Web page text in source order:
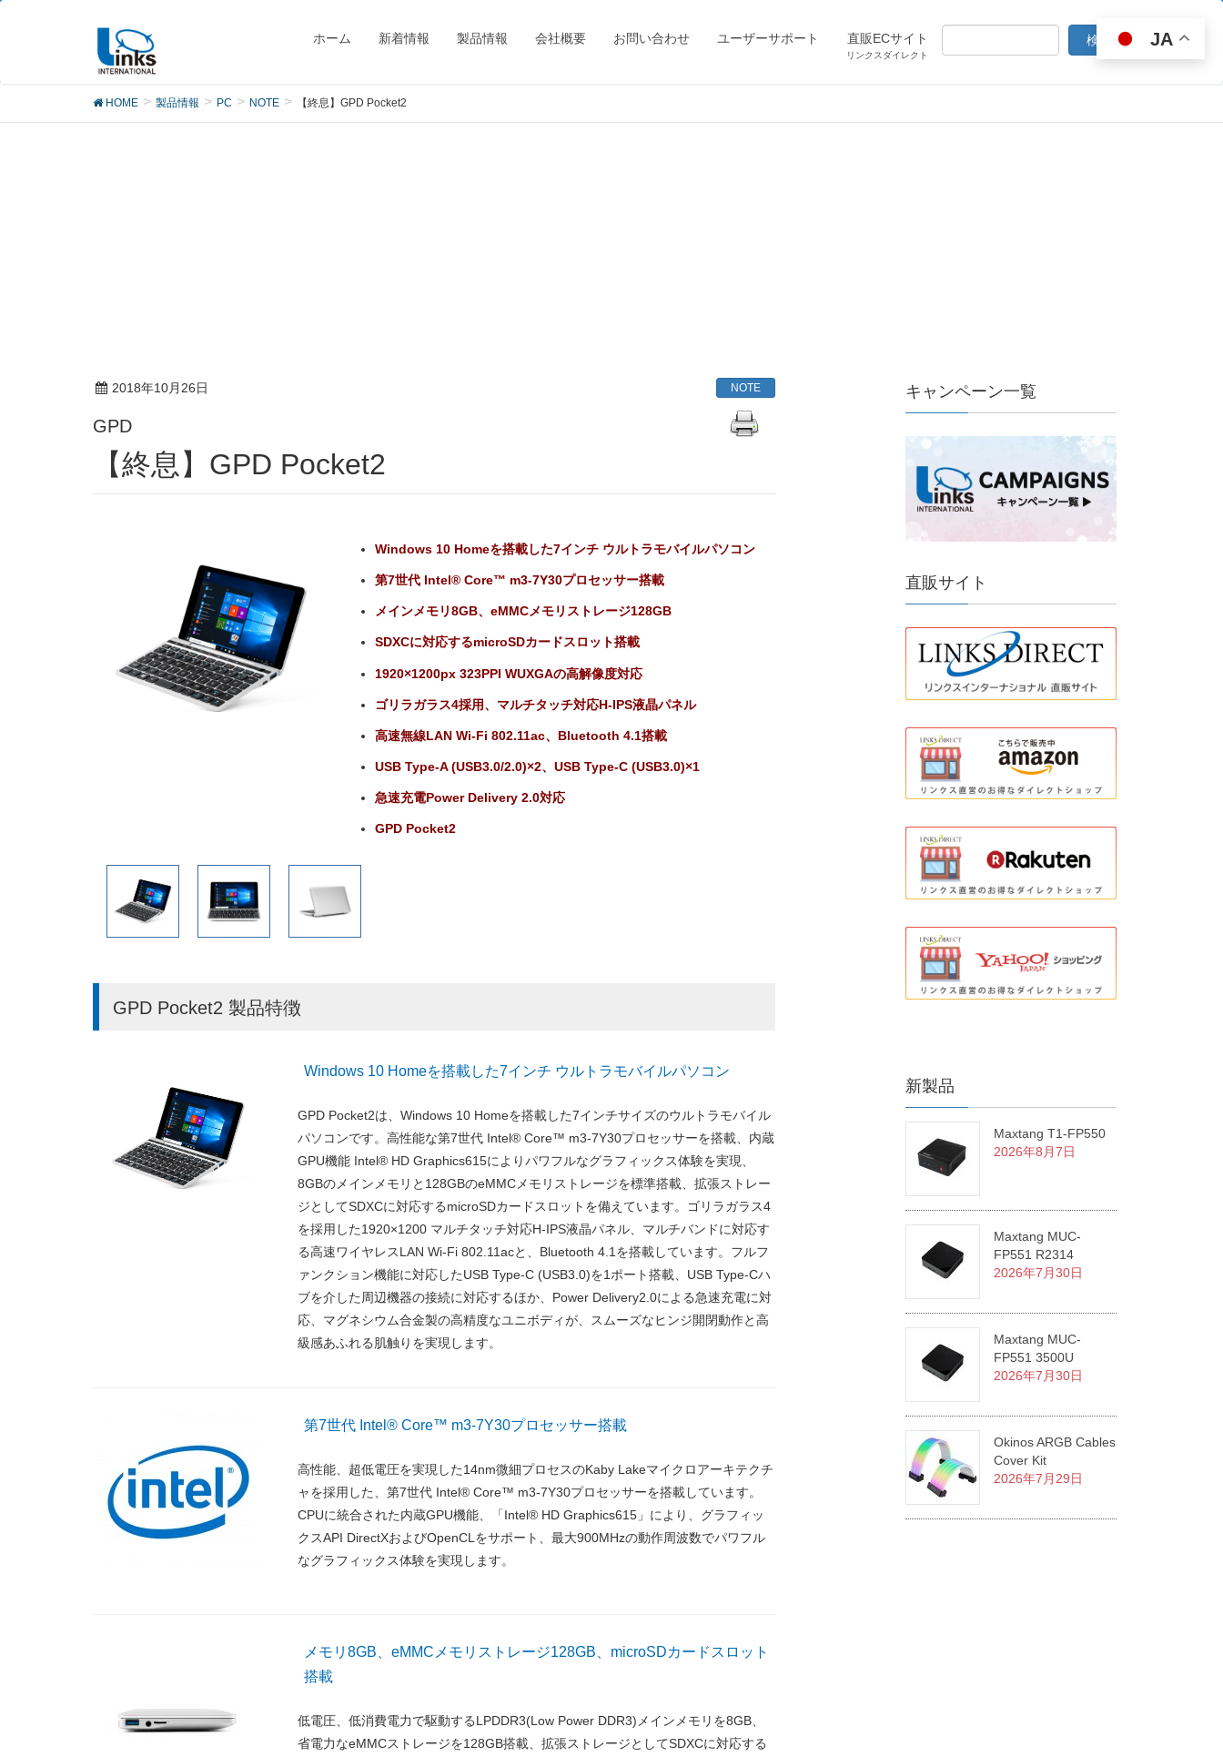
ホーム 新着情報 製品情報 会社概要 お問い合わせ ユーザーサポート 直販ECサイト
リンクスダイレクト
製品
HOME 製品情報 PC NOTE 【終息】GPD Pocket2
2018年10月26日 NOTE
GPD
【終息】GPD Pocket2
Windows 10 Homeを搭載した7インチ ウルトラモバイルパソコン
第7世代 Intel® Core™ m3-7Y30プロセッサー搭載
メインメモリ8GB、eMMCメモリストレージ128GB
SDXCに対応するmicroSDカードスロット搭載
1920×1200px 323PPI WUXGAの高解像度対応
ゴリラガラス4採用、マルチタッチ対応H-IPS液晶パネル
高速無線LAN Wi-Fi 802.11ac、Bluetooth 4.1搭載
USB Type-A (USB3.0/2.0)×2、USB Type-C (USB3.0)×1
急速充電Power Delivery 2.0対応
GPD Pocket2
GPD Pocket2 製品特徴
Windows 10 Homeを搭載した7インチ ウルトラモバイルパソコン
GPD Pocket2は、Windows 10 Homeを搭載した7インチサイズのウルトラモバイル
パソコンです。高性能な第7世代 Intel® Core™ m3-7Y30プロセッサーを搭載、内蔵
GPU機能 Intel® HD Graphics615によりパワフルなグラフィックス体験を実現、
8GBのメインメモリと128GBのeMMCメモリストレージを標準搭載、拡張ストレー
ジとしてSDXCに対応するmicroSDカードスロットを備えています。ゴリラガラス4
を採用した1920×1200 マルチタッチ対応H-IPS液晶パネル、マルチバンドに対応す
る高速ワイヤレスLAN Wi-Fi 802.11acと、Bluetooth 4.1を搭載しています。フルフ
ァンクション機能に対応したUSB Type-C (USB3.0)を1ポート搭載、USB Type-Cハ
ブを介した周辺機器の接続に対応するほか、Power Delivery2.0による急速充電に対
応、マグネシウム合金製の高精度なユニボディが、スムーズなヒンジ開閉動作と高
級感あふれる肌触りを実現します。
第7世代 Intel® Core™ m3-7Y30プロセッサー搭載
高性能、超低電圧を実現した14nm微細プロセスのKaby Lakeマイクロアーキテクチ
ャを採用した、第7世代 Intel® Core™ m3-7Y30プロセッサーを搭載しています。
CPUに統合された内蔵GPU機能、「Intel® HD Graphics615」により、グラフィッ
クスAPI DirectXおよびOpenCLをサポート、最大900MHzの動作周波数でパワフル
なグラフィックス体験を実現します。
メモリ8GB、eMMCメモリストレージ128GB、microSDカードスロット
搭載
低電圧、低消費電力で駆動するLPDDR3(Low Power DDR3)メインメモリを8GB、
省電力なeMMCストレージを128GB搭載、拡張ストレージとしてSDXCに対応する
キャンペーン一覧
直販サイト
新製品
Maxtang T1-FP550
2026年8月7日
Maxtang MUC-
FP551 R2314
2026年7月30日
Maxtang MUC-
FP551 3500U
2026年7月30日
Okinos ARGB Cables
Cover Kit
2026年7月29日
JA